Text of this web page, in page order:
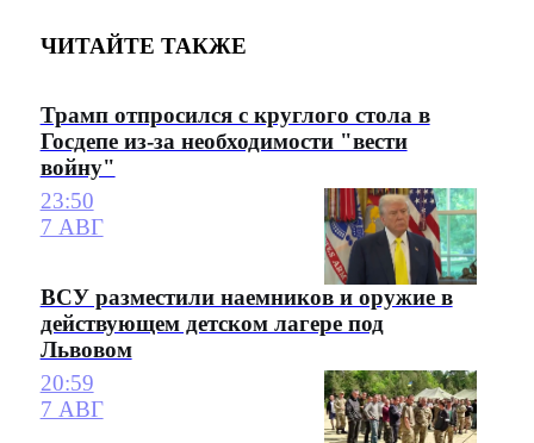
ЧИТАЙТЕ ТАКЖЕ
Трамп отпросился с круглого стола в
Госдепе из-за необходимости "вести
войну"
23:50
7 АВГ
ВСУ разместили наемников и оружие в
действующем детском лагере под
Львовом
20:59
7 АВГ